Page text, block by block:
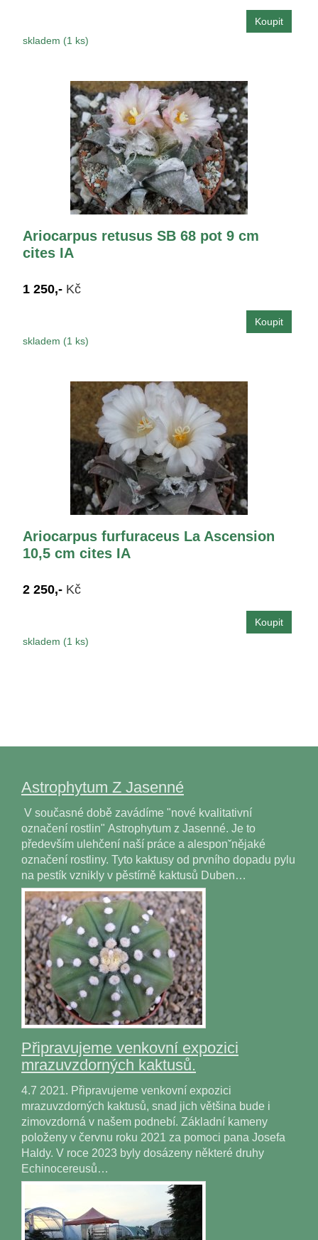
skladem (1 ks)
Ariocarpus retusus SB 68 pot 9 cm
cites IA
1 250,- Kč
skladem (1 ks)
Ariocarpus furfuraceus La Ascension
10,5 cm cites IA
2 250,- Kč
skladem (1 ks)
Astrophytum Z Jasenné
V současné době zavádíme "nové kvalitativní
označení rostlin" Astrophytum z Jasenné. Je to
především ulehčení naší práce a alesponˇnějaké
označení rostliny. Tyto kaktusy od prvního dopadu pylu
na pestík vznikly v pěstírně kaktusů Duben…
Připravujeme venkovní expozici
mrazuvzdorných kaktusů.
4.7 2021. Připravujeme venkovní expozici
mrazuvzdorných kaktusů, snad jich většina bude i
zimovzdorná v našem podnebí. Základní kameny
položeny v červnu roku 2021 za pomoci pana Josefa
Haldy. V roce 2023 byly dosázeny některé druhy
Echinocereusů…